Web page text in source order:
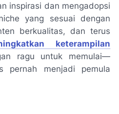
inspirasi dan mengadopsi
yang sesuai dengan
berkualitas, dan terus
keterampilan
ragu untuk memulai—
pernah menjadi pemula